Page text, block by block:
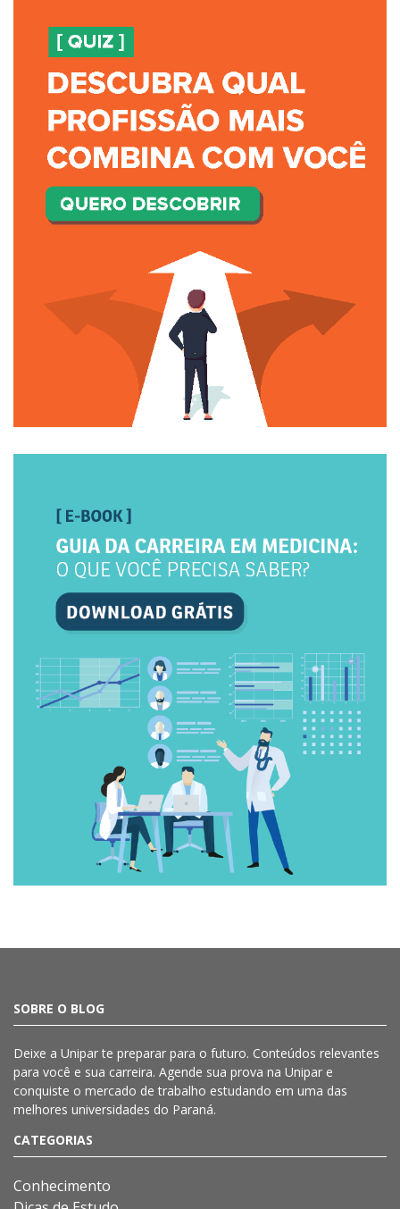
SOBRE O BLOG
Deixe a Uniparte preparar para o futuro. Conteúdos relevantes
para você e sua carreira. Agende sua prova na Unipar e
conquiste o mercado de trabalho estudando em uma das
melhores universidades do Paraná.
CATEGORIAS
Conhecimento